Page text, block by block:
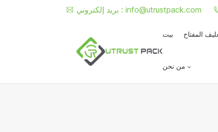
بريد إلكتروني : info@utrustpack.com
بيت المفتاح
من نحن